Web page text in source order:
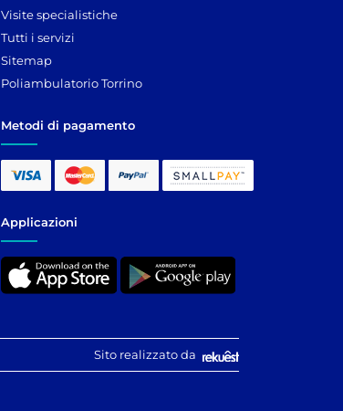
Visite specialistiche
Tutti i servizi
Sitemap
Poliambulatorio Torrino
Metodi di pagamento
Applicazioni
Sito realizzato da